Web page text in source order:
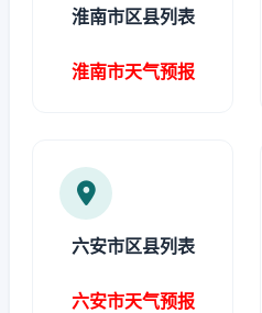
淮南市区县列表
淮南市天气预报
六安市区县列表
六安市天气预报